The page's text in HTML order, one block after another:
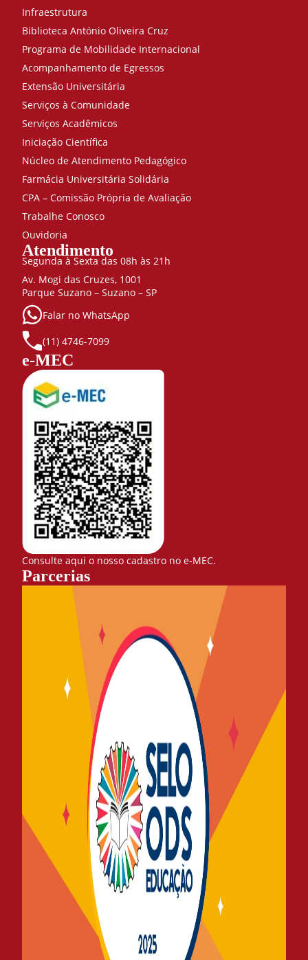
Infraestrutura
Biblioteca António Oliveira Cruz
Programa de Mobilidade Internacional
Acompanhamento de Egressos
Extensão Universitária
Serviços à Comunidade
Serviços Acadêmicos
Iniciação Científica
Núcleo de Atendimento Pedagógico
Farmácia Universitária Solidária
CPA – Comissão Própria de Avaliação
Trabalhe Conosco
Ouvidoria
Atendimento
Segunda à Sexta das 08h às 21h
Av. Mogi das Cruzes, 1001
Parque Suzano – Suzano – SP
Falar no WhatsApp
(11) 4746-7099
e-MEC
Consulte aqui o nosso cadastro no e-MEC.
Parcerias